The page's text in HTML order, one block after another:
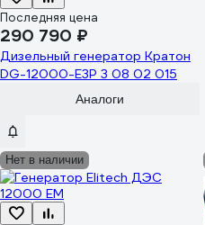
Последняя цена
290 790 ₽
Дизельный генератор Кратон
DG-12000-E3P 3 08 02 015
Аналоги
Нет в наличии